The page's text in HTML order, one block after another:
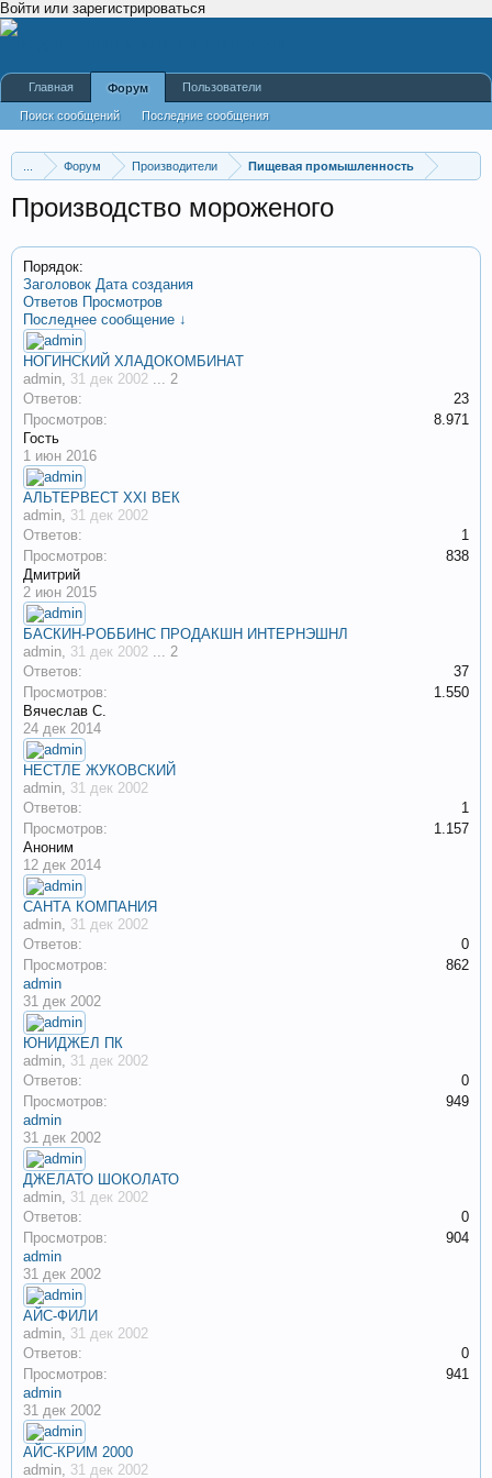
Войти или зарегистрироваться
Форум Производители Пищевая промышленность
Производство мороженого
Порядок:
Заголовок Дата создания
Ответов Просмотров
Последнее сообщение ↓
НОГИНСКИЙ ХЛАДОКОМБИНАТ
admin, 31 дек 2002 ... 2
Ответов:
23
Просмотров:
8.971
Гость
1 июн 2016
АЛЬТЕРВЕСТ XXI ВЕК
admin, 31 дек 2002
Ответов:
1
Просмотров:
838
Дмитрий
2 июн 2015
БАСКИН-РОББИНС ПРОДАКШН ИНТЕРНЭШНЛ
admin, 31 дек 2002 ... 2
Ответов:
37
Просмотров:
1.550
Вячеслав С.
24 дек 2014
НЕСТЛЕ ЖУКОВСКИЙ
admin, 31 дек 2002
Ответов:
1
Просмотров:
1.157
Аноним
12 дек 2014
САНТА КОМПАНИЯ
admin, 31 дек 2002
Ответов:
0
Просмотров:
862
admin
31 дек 2002
ЮНИДЖЕЛ ПК
admin, 31 дек 2002
Ответов:
0
Просмотров:
949
admin
31 дек 2002
ДЖЕЛАТО ШОКОЛАТО
admin, 31 дек 2002
Ответов:
0
Просмотров:
904
admin
31 дек 2002
АЙС-ФИЛИ
admin, 31 дек 2002
Ответов:
0
Просмотров:
941
admin
31 дек 2002
АЙС-КРИМ 2000
admin, 31 дек 2002
Главная Форум
Поиск сообщений Последние сообщения
Пользователи